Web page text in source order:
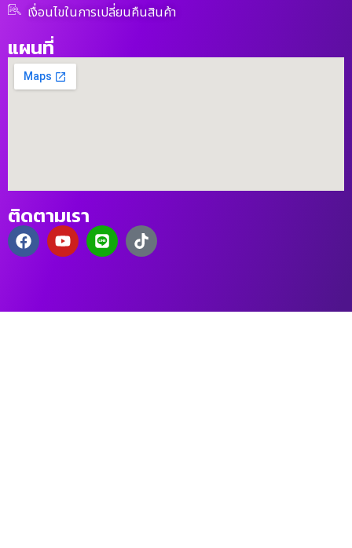
เงื่อนไขในการเปลี่ยนคืนสินค้า
แผนที่
ติดตามเรา